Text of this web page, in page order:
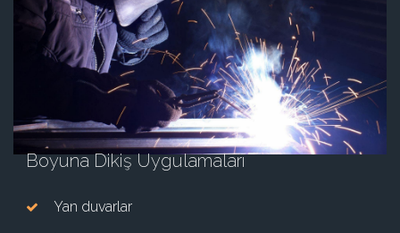
Boyuna Dikiş Uygulamaları
Yan duvarlar